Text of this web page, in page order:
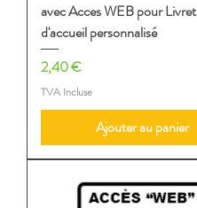
avec Acces WEB pour Livret
d'accueil personnalisé
Prix
2,40 €
TVA Incluse
Ajouter au panier